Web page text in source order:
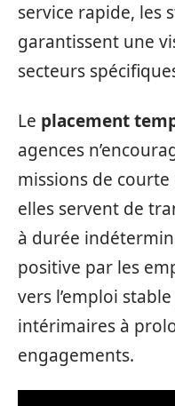
service rapide, les
garantissent une
secteurs
Le placement
agences
missions de
elles servent de
à durée
positive par les
vers l’emploi
intérimaires à
engagements.